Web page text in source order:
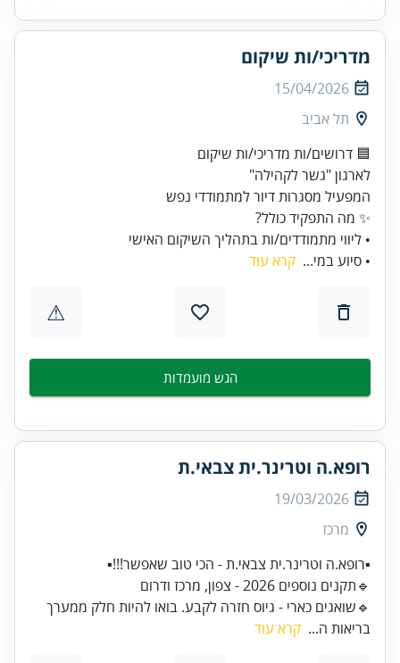
מדריכי/ות שיקום
15/04/2026
תל אביב
• ליווי מתמודדים/ות בתהליך השיקום האישי
• סיוע במי... קרא עוד
⚠
הגש מועמדות
רופא.ה וטרינר.ית צבאי.ת
19/03/2026
מרכז
🔹️תקנים נוספים 2026 - צפון, מרכז ודרום
🔹️שואגים כארי - גיוס חזרה לקבע. ️בואו להיות חלק ממערך
בריאות ה... קרא עוד